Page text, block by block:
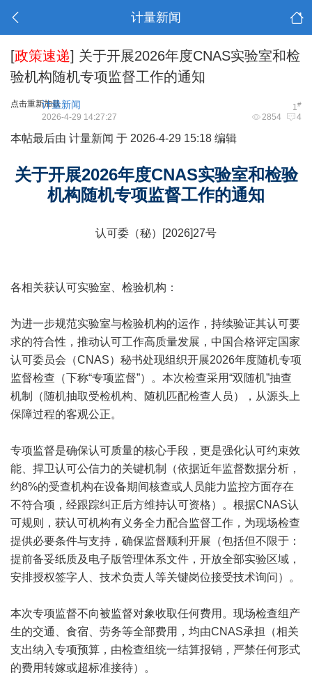
计量新闻
[政策速递] 关于开展2026年度CNAS实验室和检
验机构随机专项监督工作的通知
点击重新加载 1#
计量新闻
2854 4
2026-4-29 14:27:27
本帖最后由 计量新闻 于 2026-4-29 15:18 编辑
关于开展2026年度CNAS实验室和检验
机构随机专项监督工作的通知
认可委（秘）[2026]27号
各相关获认可实验室、检验机构：
为进一步规范实验室与检验机构的运作，持续验证其认可要
求的符合性，推动认可工作高质量发展，中国合格评定国家
认可委员会（CNAS）秘书处现组织开展2026年度随机专项
监督检查（下称“专项监督”）。本次检查采用“双随机”抽查
机制（随机抽取受检机构、随机匹配检查人员），从源头上
保障过程的客观公正。
专项监督是确保认可质量的核心手段，更是强化认可约束效
能、捍卫认可公信力的关键机制（依据近年监督数据分析，
约8%的受查机构在设备期间核查或人员能力监控方面存在
不符合项，经跟踪纠正后方维持认可资格）。根据CNAS认
可规则，获认可机构有义务全力配合监督工作，为现场检查
提供必要条件与支持，确保监督顺利开展（包括但不限于：
提前备妥纸质及电子版管理体系文件，开放全部实验区域，
安排授权签字人、技术负责人等关键岗位接受技术询问）。
本次专项监督不向被监督对象收取任何费用。现场检查组产
生的交通、食宿、劳务等全部费用，均由CNAS承担（相关
支出纳入专项预算，由检查组统一结算报销，严禁任何形式
的费用转嫁或超标准接待）。